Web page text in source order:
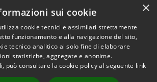
accessibilità
Copyright © 2026 • Comune di
Andora • Powered by
×
sui cookie
cookie tecnici e assimilati strettamente
funzionamento e alla navigazione del sito,
tecnico analitico al solo fine di elaborare
statistiche, aggregate e anonime.
può consultare la cookie policy al seguente link